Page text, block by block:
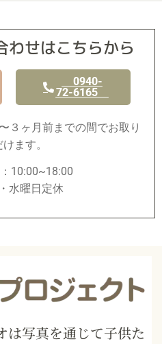
わせはこちらから
0940-
72-6165
３ヶ月前までの間でお取り
ます。
10:00~18:00
水曜日定休
は写真を通じて子供た